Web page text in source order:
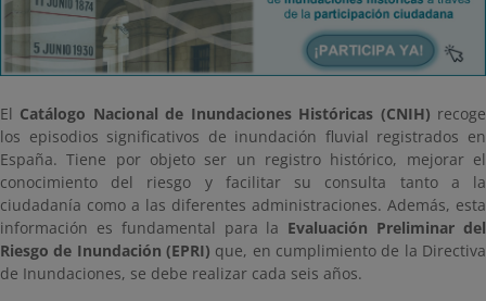
El Catálogo Nacional de Inundaciones Históricas (CNIH) recoge
los episodios significativos de inundación fluvial registrados en
España. Tiene por objeto ser un registro histórico, mejorar el
conocimiento del riesgo y facilitar su consulta tanto a la
ciudadanía como a las diferentes administraciones. Además, esta
información es fundamental para la Evaluación Preliminar del
Riesgo de Inundación (EPRI) que, en cumplimiento de la Directiva
de Inundaciones, se debe realizar cada seis años.